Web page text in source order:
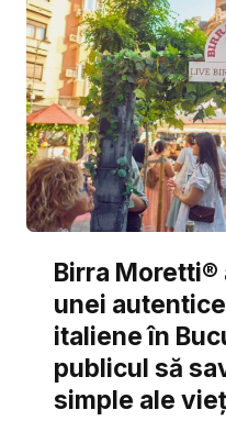
Birra Moretti®
unei
italiene în
publicul să
simple ale